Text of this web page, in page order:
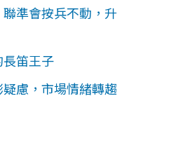
聯準會按兵不動，升
笛王子
慮，市場情緒轉趨